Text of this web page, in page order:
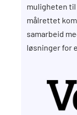
muligheten
målrettet
samarbeid
løsninger for